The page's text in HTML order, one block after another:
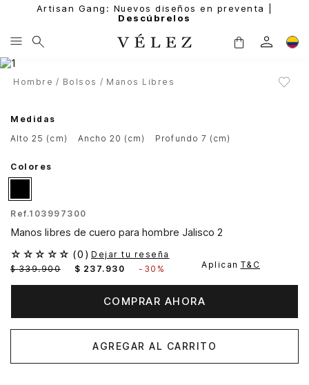
Artisan Gang: Nuevos diseños en preventa |
Descúbrelos
Hombre Bolsos Manos Libres
Medidas
alto 25 (cm)
ancho 20 (cm) profundo 7 (cm)
Colores
Ref.103997300
Manos libres de cuero para hombre Jalisco 2
☆ ☆ ☆ ☆ ☆ (0 ) Dejar tu reseña
$ 339.900 $ 237. 930 - 30% Aplican T&C
COMPRAR AHORA
AGREGAR AL CARRITO